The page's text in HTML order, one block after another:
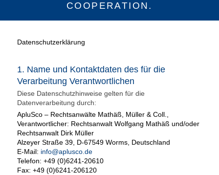
COOPERATION.
Datenschutzerklärung
1. Name und Kontaktdaten des für die
Verarbeitung Verantwortlichen
Diese Datenschutzhinweise gelten für die
Datenverarbeitung durch:
ApluSco – Rechtsanwälte Mathäß, Müller & Coll.,
Verantwortlicher: Rechtsanwalt Wolfgang Mathäß und/oder
Rechtsanwalt Dirk Müller
Alzeyer Straße 39, D-67549 Worms, Deutschland
E-Mail: info@aplusco.de
Telefon: +49 (0)6241-20610
Fax: +49 (0)6241-206120